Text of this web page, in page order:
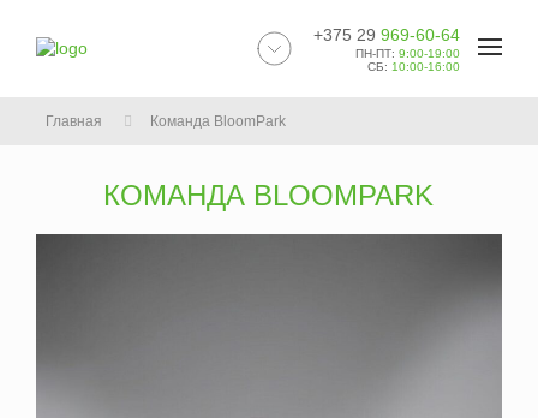
+375 29 969-60-64
ПН-ПТ: 9:00-19:00
СБ: 10:00-16:00
Главная Команда BloomPark
КОМАНДА BLOOMPARK